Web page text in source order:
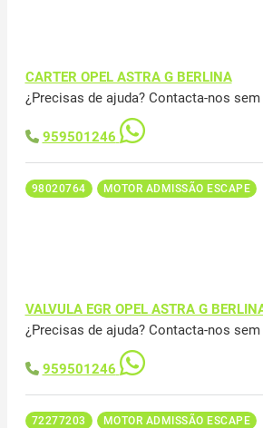
CARTER OPEL ASTRA G BERLINA
¿Precisas de ajuda? Contacta-nos
959501246
98020764 MOTOR ADMISSÃO ESCAPE
VALVULA EGR OPEL ASTRA G
¿Precisas de ajuda? Contacta-nos
959501246
72277203 MOTOR ADMISSÃO ESCAPE